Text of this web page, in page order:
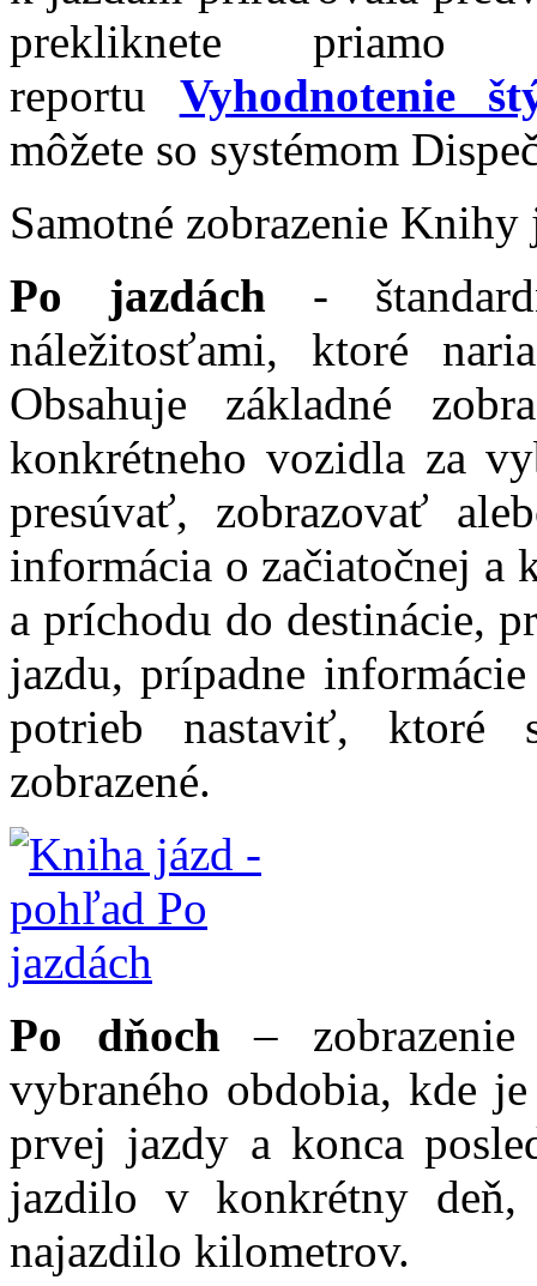
prekliknete
reportu Vyhodnotenie
môžete so systémom
Samotné zobrazenie
Po jazdách -
náležitosťami, ktoré
Obsahuje základné
konkrétneho vozidla za
presúvať, zobrazovať
informácia o začiatočnej a
a príchodu do destinácie,
jazdu, prípadne
potrieb nastaviť, ktoré
zobrazené.
Po dňoch–
vybraného obdobia, kde
prvej jazdy a konca
jazdilo v konkrétny
najazdilo kilometrov.